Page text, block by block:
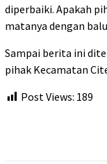
diperbaiki. Apakah
matanya dengan
Sampai berita ini
pihak Kecamatan
Post Views: 189